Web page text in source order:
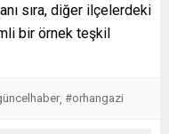
sıra, diğer ilçelerdeki
bir örnek teşkil
#orhangazi